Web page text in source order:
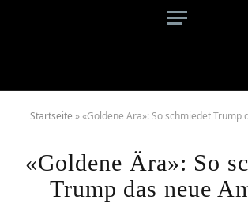
Startseite »«Goldene Ära»: So schmiedet Trump
«Goldene Ära»: So
Trump das neue